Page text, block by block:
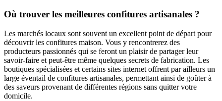
Où trouver les meilleures confitures artisanales ?
Les marchés locaux sont souvent un excellent point de départ pour
découvrir les confitures maison. Vous y rencontrerez des
producteurs passionnés qui se feront un plaisir de partager leur
savoir-faire et peut-être même quelques secrets de fabrication. Les
boutiques spécialisées et certains sites internet offrent par ailleurs un
large éventail de confitures artisanales, permettant ainsi de goûter à
des saveurs provenant de différentes régions sans quitter votre
domicile.